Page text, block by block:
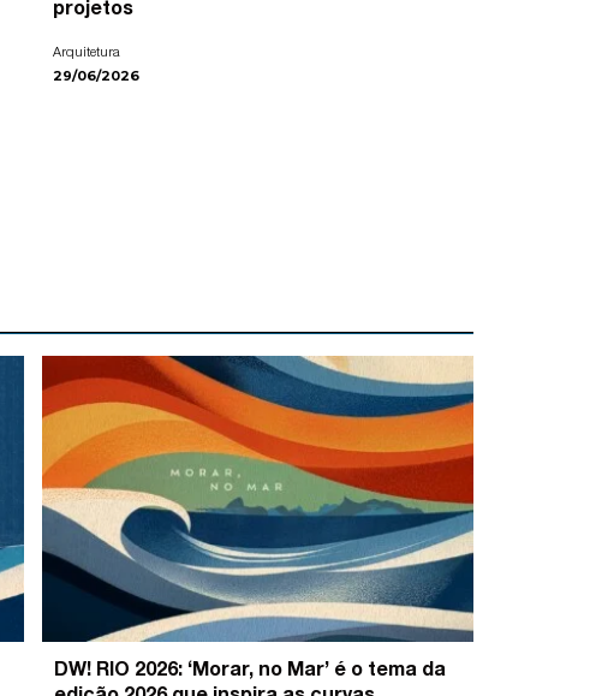
projetos
Arquitetura
29/06/2026
DW! RIO 2026: ‘Morar, no Mar’ é o tema da